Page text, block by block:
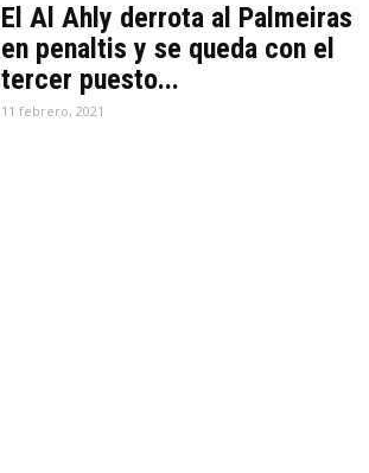
El Al Ahly derrota al Palmeiras
en penaltis y se queda con el
tercer puesto...
11 febrero, 2021